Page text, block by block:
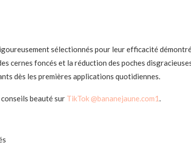
sélectionnés pour leur efficacité
cernes foncés et la réduction des poches
dès les premières applications quotidiennes.
beauté sur TikTok @bananejaune.com1.